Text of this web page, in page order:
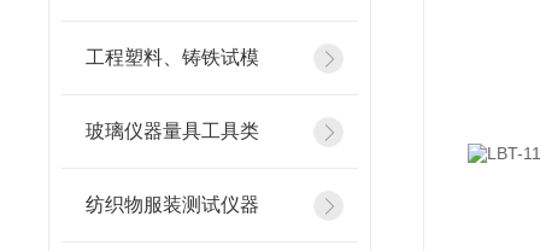
工程塑料、铸铁试模
玻璃仪器量具工具类
纺织物服装测试仪器